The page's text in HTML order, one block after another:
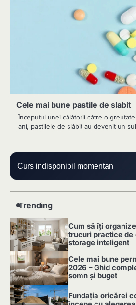
Cele mai bune pastile de slabit
Începutul unei călătorii către o
ani, pastilele de slăbit au devenit un
Curs indisponibil momentan
Trending
1
Cum să îți
trucuri practice de
storage inteligent
2
Cele mai bune
2026 – Ghid
somn și buget
Fundația oricărei